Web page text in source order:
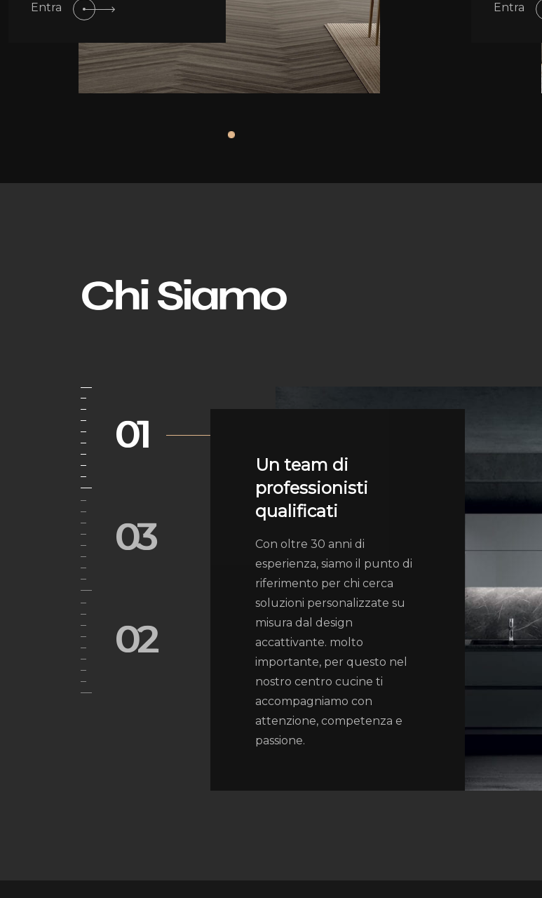
Entra Entra
Chi Siamo
01
03
02
Un team di
professionisti
qualificati
Con oltre 30 anni di
esperienza, siamo il punto di
riferimento per chi cerca
soluzioni personalizzate su
misura dal design
accattivante. molto
importante, per questo nel
nostro centro cucine ti
accompagniamo con
attenzione, competenza e
passione.